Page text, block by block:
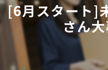
[6月スタート]
さん